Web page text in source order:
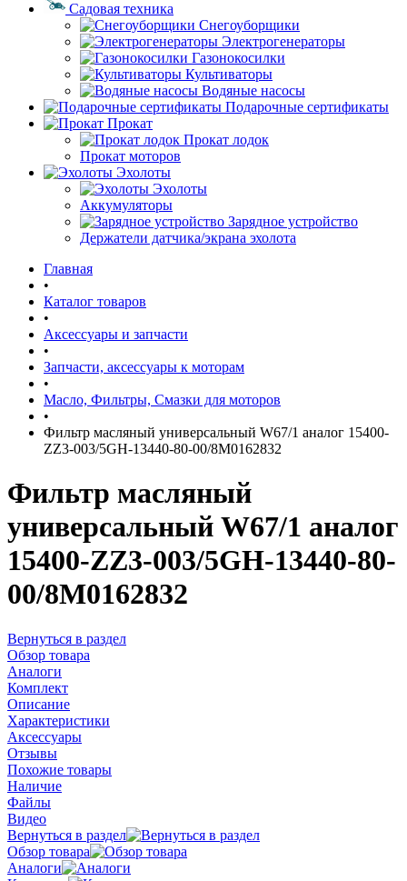
Садовая техника
Снегоуборщики
Электрогенераторы
Газонокосилки
Культиваторы
Водяные насосы
Подарочные сертификаты
Прокат
Прокат лодок
Прокат моторов
Эхолоты
Эхолоты
Аккумуляторы
Зарядное устройство
Держатели датчика/экрана эхолота
Главная
•
Каталог товаров
•
Аксессуары и запчасти
•
Запчасти, аксессуары к моторам
•
Масло, Фильтры, Смазки для моторов
•
Фильтр масляный универсальный W67/1 аналог 15400-
ZZ3-003/5GH-13440-80-00/8M0162832
Фильтр масляный
универсальный W67/1 аналог
15400-ZZ3-003/5GH-13440-80-
00/8M0162832
Вернуться в раздел
Обзор товара
Аналоги
Комплект
Описание
Характеристики
Аксессуары
Отзывы
Похожие товары
Наличие
Файлы
Видео
Вернуться в раздел
Обзор товара
Аналоги